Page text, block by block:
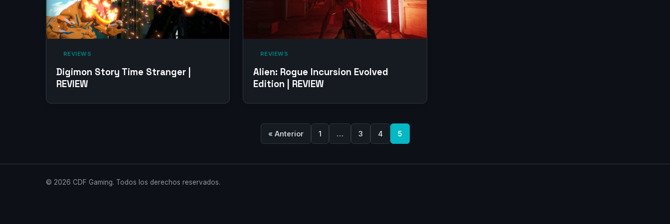
‎ REVIEWS‎
Digimon Story Time Stranger |
REVIEW
‎ REVIEWS‎
Alien: Rogue Incursion Evolved
Edition | REVIEW
« Anterior 1 … 3 4 5
© 2026 CDF Gaming. Todos los derechos reservados.